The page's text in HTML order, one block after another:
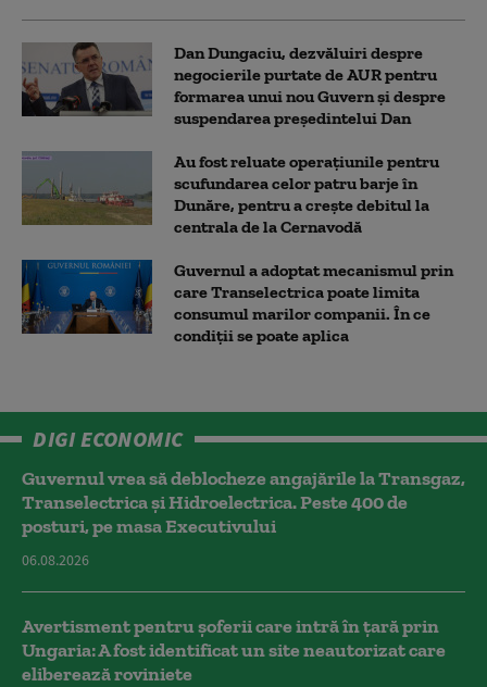
Dan Dungaciu, dezvăluiri despre
negocierile purtate de AUR pentru
formarea unui nou Guvern și despre
suspendarea președintelui Dan
Au fost reluate operațiunile pentru
scufundarea celor patru barje în
Dunăre, pentru a crește debitul la
centrala de la Cernavodă
Guvernul a adoptat mecanismul prin
care Transelectrica poate limita
consumul marilor companii. În ce
condiții se poate aplica
DIGI ECONOMIC
Guvernul vrea să deblocheze angajările la Transgaz,
Transelectrica și Hidroelectrica. Peste 400 de
posturi, pe masa Executivului
06.08.2026
Avertisment pentru șoferii care intră în țară prin
Ungaria: A fost identificat un site neautorizat care
eliberează roviniete